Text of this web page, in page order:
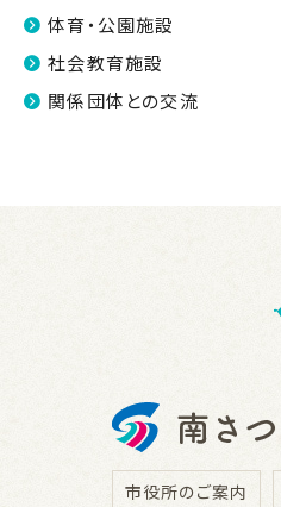
体育・公園施設
社会教育施設
関係団体との交流
市役所のご案内